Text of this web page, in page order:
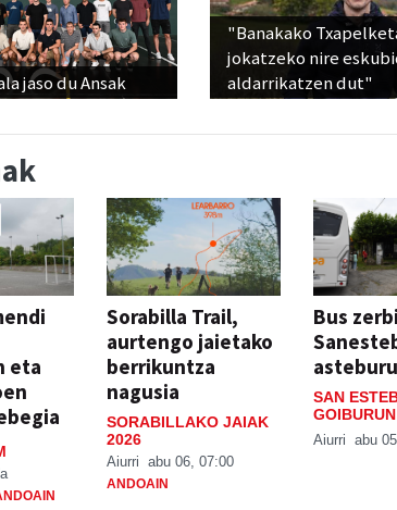
jaso du Ansak
"Banakako
jokatzeko nire
aldarrikatzen dut"
eta
Sorabilla Trail,
aurtengo jaietako
berrikuntza
nagusia
SORABILLAKO JAIAK
2026
Aiurri abu 06, 07:00
ANDOAIN
Bus
SAN
Aiurri abu 05